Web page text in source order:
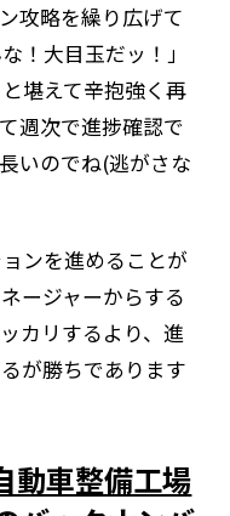
攻略を繰り広げて
！大目玉だッ！」
堪えて辛抱強く再
週次で進捗確認で
いのでね(逃がさな
ンを進めることが
ージャーからする
カリするより、進
が勝ちであります
動車整備工場